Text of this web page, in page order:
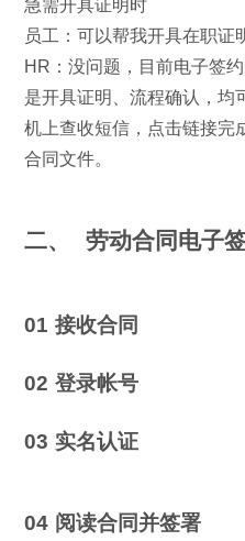
急需开具证明时
员工：可以帮我开具在职证
HR：没问题，目前电子签
是开具证明、流程确认，均
机上查收短信，点击链接完
合同文件。
二、劳动合同电子
01 接收合同
02 登录帐号
03 实名认证
04 阅读合同并签署